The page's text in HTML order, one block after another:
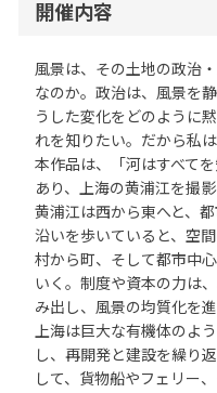
開催内容
風景は、その土地の政治
なのか。政治は、風景を
うした変化をどのように
れを知りたい。だから私
本作品は、「河はすべて
あり、上海の黄浦江を撮
黄浦江は西から東へと、
沿いを歩いていると、空
村から町、そして都市中
いく。制度や資本の力は
み出し、風景の均質化を進
上海は巨大な有機体のよ
し、再開発と建設を繰り
して、貨物船やフェリー